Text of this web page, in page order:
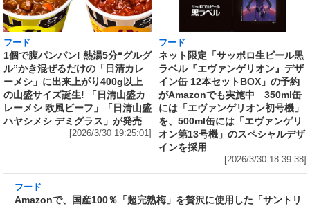
フード
1個で腹パンパン! 熱湯5分“グルグ
ル”かき混ぜるだけの「日清カレ
ーメシ」に出来上がり400g以上
の山盛サイズ誕生! 「日清山盛カ
レーメシ 欧風ビーフ」「日清山盛
ハヤシメシ デミグラス」が発売
[2026/3/30 19:25:01]
フード
ネット限定「サッポロ生ビール黒
ラベル『エヴァンゲリオン』デザ
イン缶 12本セットBOX」の予約
がAmazonでも実施中 350ml缶
には「エヴァンゲリオン初号機」
を、500ml缶には「エヴァンゲリ
オン第13号機」のスペシャルデザ
インを採用
[2026/3/30 18:39:38]
Amazonで、国産100％「超完熟梅」を贅沢に使